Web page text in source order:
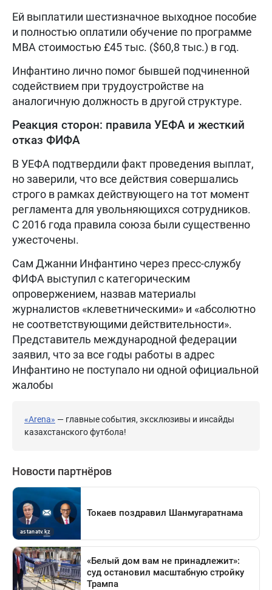
Ей выплатили шестизначное выходное пособие
и полностью оплатили обучение по программе
MBA стоимостью £45 тыс. ($60,8 тыс.) в год.
Инфантино лично помог бывшей подчиненной
содействием при трудоустройстве на
аналогичную должность в другой структуре.
Реакция сторон: правила УЕФА и жесткий
отказ ФИФА
В УЕФА подтвердили факт проведения выплат,
но заверили, что все действия совершались
строго в рамках действующего на тот момент
регламента для увольняющихся сотрудников.
С 2016 года правила союза были существенно
ужесточены.
Сам Джанни Инфантино через пресс-службу
ФИФА выступил с категорическим
опровержением, назвав материалы
журналистов «клеветническими» и «абсолютно
не соответствующими действительности».
Представитель международной федерации
заявил, что за все годы работы в адрес
Инфантино не поступало ни одной официальной
жалобы
«Arena» — главные события, эксклюзивы и инсайды
казахстанского футбола!